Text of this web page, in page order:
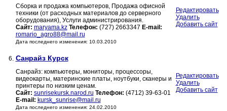
Сборка и продажа компьютеров, Продажа офисной
техники (от расходных материалов до серверного
оборудования), Услуги администрирования.
Сайт: maryama.kz Телефон: (727) 2663347 E-mail:
romario_agro88@mail.ru
Дата последнего изменения: 10.03.2010
Редактировать
Удалить
Добавить сайт
6. Санрайз Курск
Санрайз: компьютеры, мониторы, процессоры,
видеокарты, материнские платы, ноутбуки, сканеры и
принтеры по низким ценам.
Сайт: sunrisekursk.narod.ru Телефон: (4712) 39-63-01
E-mail: kursk_sunrise@mail.ru
Дата последнего изменения: 24.02.2010
Редактировать
Удалить
Добавить сайт